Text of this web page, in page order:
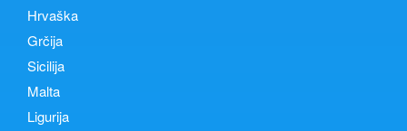
Hrvaška
Grčija
Sicilija
Malta
Ligurija